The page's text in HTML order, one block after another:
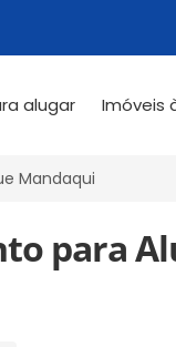
alugar Imóveis
Mandaqui
para